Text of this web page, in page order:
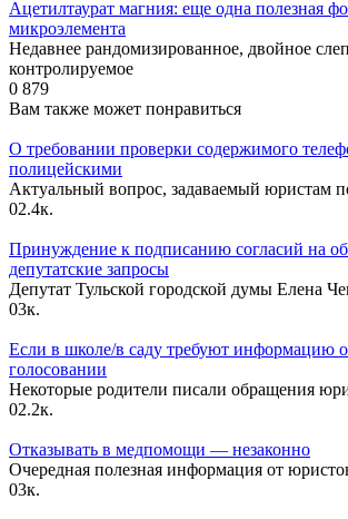
Ацетилтаурат магния: еще одна полезная
микроэлемента
Недавнее рандомизированное, двойное
контролируемое
0 879
Вам также может понравиться
О требовании проверки содержимого
полицейскими
Актуальный вопрос, задаваемый юристам
02.4к.
Принуждение к подписанию согласий на
депутатские запросы
Депутат Тульской городской думы Елена
03к.
Если в школе/в саду требуют информацию
голосовании
Некоторые родители писали обращения
02.2к.
Отказывать в медпомощи — незаконно
Очередная полезная информация от
03к.